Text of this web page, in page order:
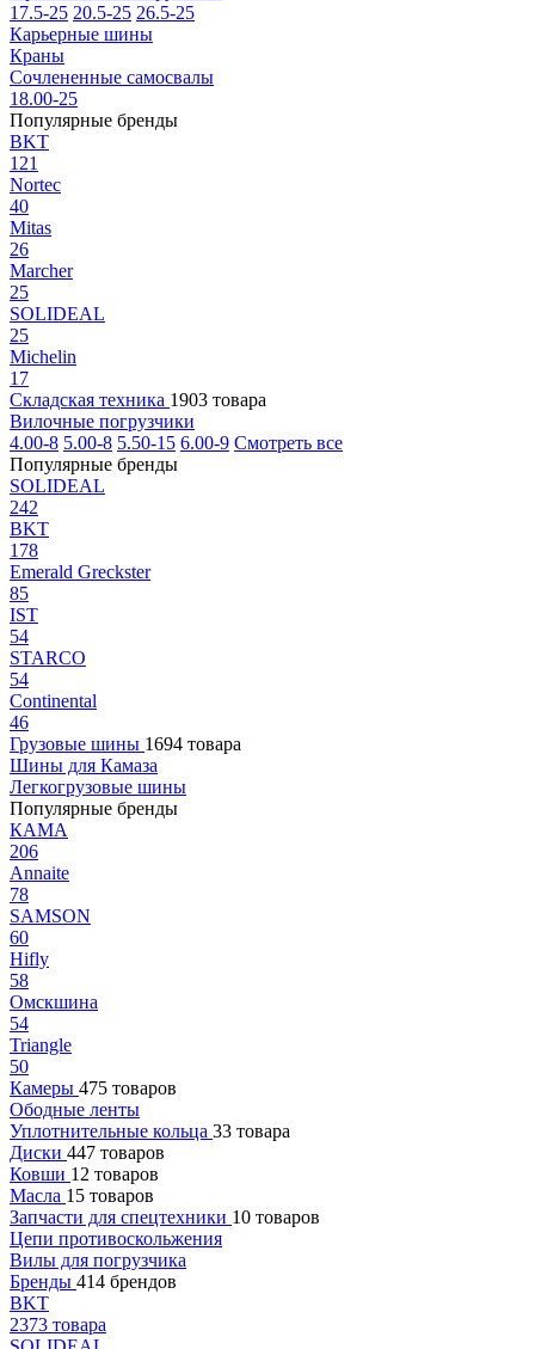
17.5-25 20.5-25 26.5-25
Карьерные шины
Краны
Сочлененные самосвалы
18.00-25
Популярные бренды
BKT
121
Nortec
40
Mitas
26
Marcher
25
SOLIDEAL
25
Michelin
17
Складская техника 1903 товара
Вилочные погрузчики
4.00-8 5.00-8 5.50-15 6.00-9 Смотреть все
Популярные бренды
SOLIDEAL
242
BKT
178
Emerald Greckster
85
IST
54
STARCO
54
Continental
46
Грузовые шины 1694 товара
Шины для Камаза
Легкогрузовые шины
Популярные бренды
КАМА
206
Annaite
78
SAMSON
60
Hifly
58
Омскшина
54
Triangle
50
Камеры 475 товаров
Ободные ленты
Уплотнительные кольца 33 товара
Диски 447 товаров
Ковши 12 товаров
Масла 15 товаров
Запчасти для спецтехники 10 товаров
Цепи противоскольжения
Вилы для погрузчика
Бренды 414 брендов
BKT
2373 товара